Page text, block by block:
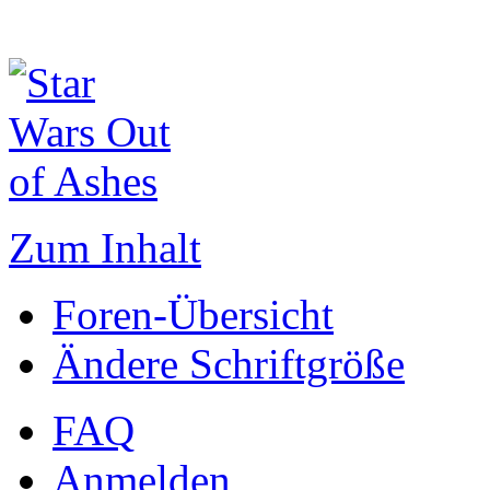
Zum Inhalt
Foren-Übersicht
Ändere Schriftgröße
FAQ
Anmelden